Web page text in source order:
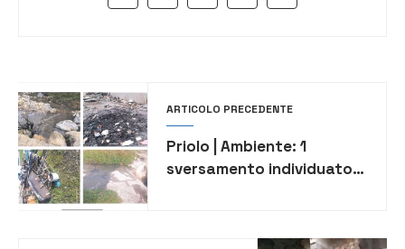
ARTICOLO PRECEDENTE
Priolo | Ambiente: 1
sversamento individuato,